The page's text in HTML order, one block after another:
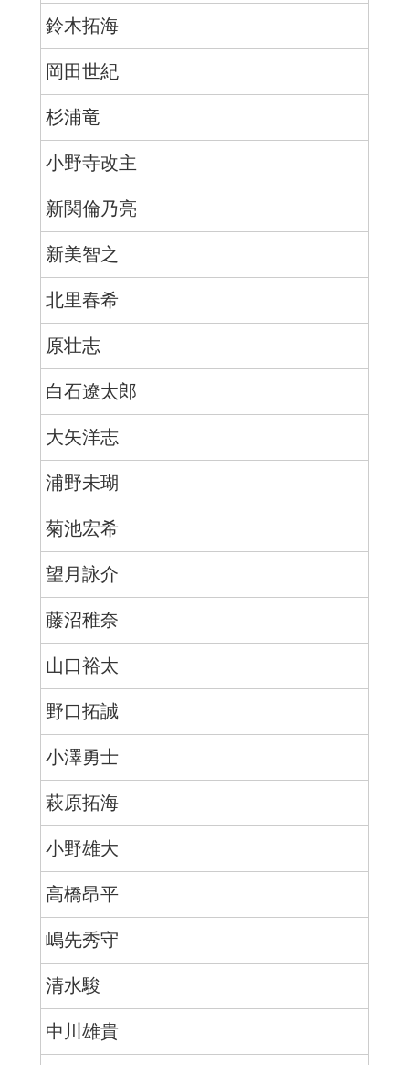
鈴木拓海
岡田世紀
杉浦竜
小野寺改主
新関倫乃亮
新美智之
北里春希
原壮志
白石遼太郎
大矢洋志
浦野未瑚
菊池宏希
望月詠介
藤沼稚奈
山口裕太
野口拓誠
小澤勇士
萩原拓海
小野雄大
高橋昂平
嶋先秀守
清水駿
中川雄貴